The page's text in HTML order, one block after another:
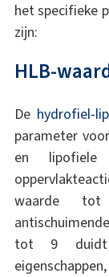
het specifieke
zijn:
HLB-
De hydrofiel-
parameter
en lipofiele
waarde
tot 9 duidt